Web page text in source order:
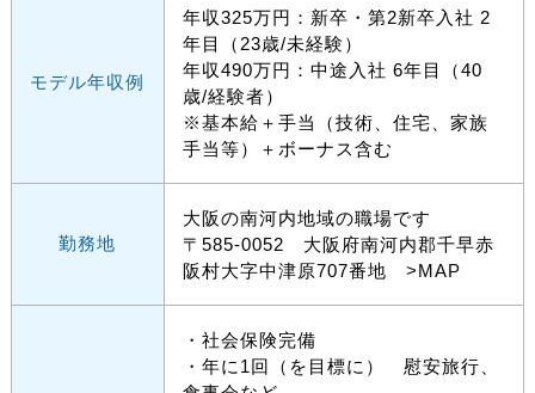
モデル年収例
年収325万円：新卒・第2新卒入社 2
年目（23歳/未経験）
年収490万円：中途入社 6年目（40
歳/経験者）
※基本給＋手当（技術、住宅、家族
手当等）＋ボーナス含む
勤務地
大阪の南河内地域の職場です
〒585-0052 大阪府南河内郡千早赤
阪村大字中津原707番地 >MAP
・社会保険完備
・年に1回（を目標に） 慰安旅行、